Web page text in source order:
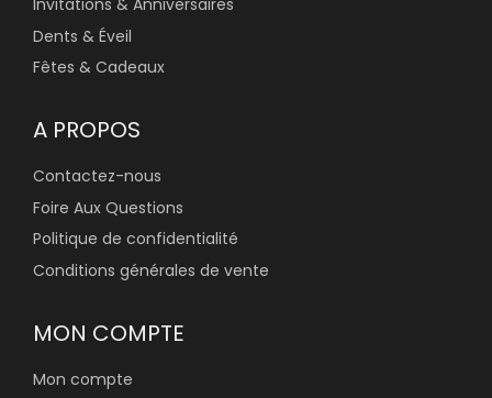
Invitations & Anniversaires
Dents & Éveil
Fêtes & Cadeaux
A PROPOS
Contactez-nous
Foire Aux Questions
Politique de confidentialité
Conditions générales de vente
MON COMPTE
Mon compte